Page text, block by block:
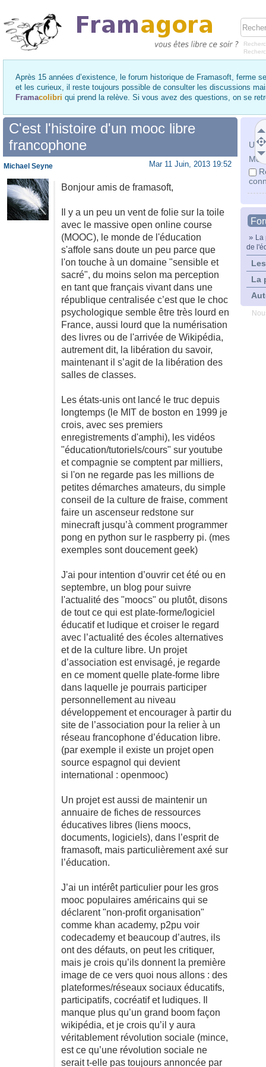
Après 15 années d’existence, le forum historique de Framasoft, ferme
et les curieux, il reste toujours possible de consulter les discussions
Framacolibri qui prend la relève. Si vous avez des questions, on se
Mot
» La
de
La
C'est l'histoire d'un mooc libre
francophone
Mar 11 Juin, 2013 19:52
Bonjour amis de framasoft,
Il y a un peu un vent de folie sur la toile
avec le massive open online course
(MOOC), le monde de l'éducation
s'affole sans doute un peu parce que
l'on touche à un domaine "sensible et
sacré", du moins selon ma perception
en tant que français vivant dans une
république centralisée c’est que le choc
psychologique semble être très lourd en
France, aussi lourd que la numérisation
des livres ou de l'arrivée de Wikipédia,
autrement dit, la libération du savoir,
maintenant il s’agit de la libération des
salles de classes.
Les états-unis ont lancé le truc depuis
longtemps (le MIT de boston en 1999 je
crois, avec ses premiers
enregistrements d'amphi), les vidéos
"éducation/tutoriels/cours" sur youtube
et compagnie se comptent par milliers,
si l'on ne regarde pas les millions de
petites démarches amateurs, du simple
conseil de la culture de fraise, comment
faire un ascenseur redstone sur
minecraft jusqu’à comment programmer
pong en python sur le raspberry pi. (mes
exemples sont doucement geek)
J'ai pour intention d’ouvrir cet été ou en
septembre, un blog pour suivre
l'actualité des "moocs" ou plutôt, disons
de tout ce qui est plate-forme/logiciel
éducatif et ludique et croiser le regard
avec l’actualité des écoles alternatives
et de la culture libre. Un projet
d’association est envisagé, je regarde
en ce moment quelle plate-forme libre
dans laquelle je pourrais participer
personnellement au niveau
développement et encourager à partir du
site de l’association pour la relier à un
réseau francophone d’éducation libre.
(par exemple il existe un projet open
source espagnol qui devient
international : openmooc)
Un projet est aussi de maintenir un
annuaire de fiches de ressources
éducatives libres (liens moocs,
documents, logiciels), dans l’esprit de
framasoft, mais particulièrement axé sur
l’éducation.
J’ai un intérêt particulier pour les gros
mooc populaires américains qui se
déclarent "non-profit organisation"
comme khan academy, p2pu voir
codecademy et beaucoup d’autres, ils
ont des défauts, on peut les critiquer,
mais je crois qu’ils donnent la première
image de ce vers quoi nous allons : des
plateformes/réseaux sociaux éducatifs,
participatifs, cocréatif et ludiques. Il
manque plus qu’un grand boom façon
wikipédia, et je crois qu’il y aura
véritablement révolution sociale (mince,
est ce qu’une révolution sociale ne
serait t-elle pas toujours annoncée par
Michael Seyne